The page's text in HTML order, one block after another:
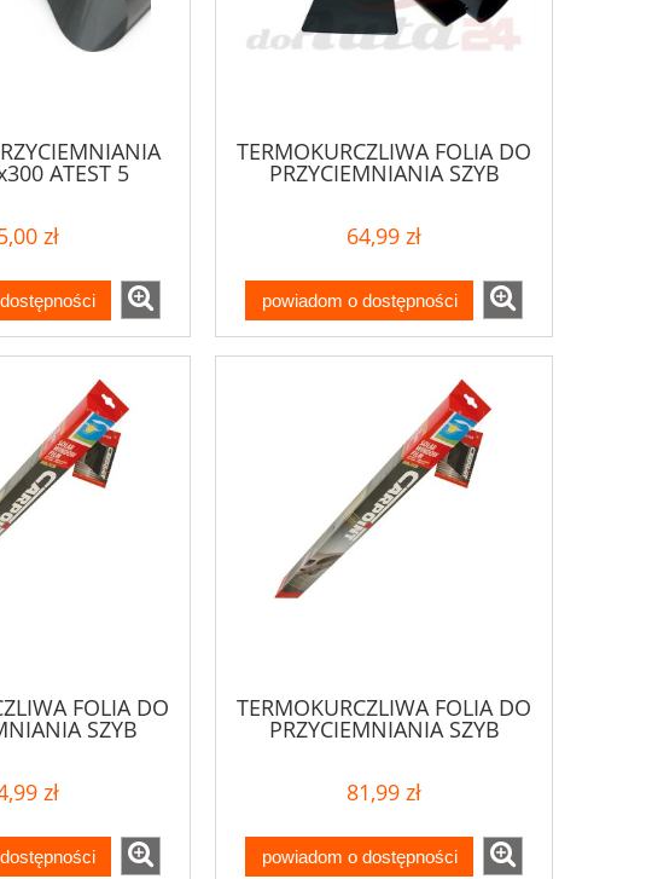
ATEST 5
zł
TERMOKURCZLIWA FOLIA DO
PRZYCIEMNIANIA SZYB
64,99 zł
powiadom o dostępności
FOLIA DO
SZYB
zł
TERMOKURCZLIWA FOLIA DO
PRZYCIEMNIANIA SZYB
81,99 zł
powiadom o dostępności